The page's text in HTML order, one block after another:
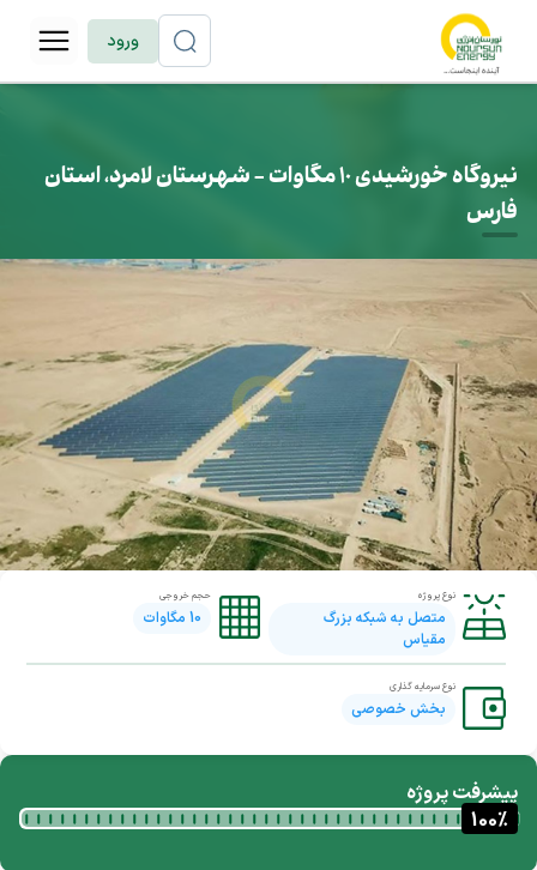
ورود
نیروگاه خورشیدی 10 مگاوات - شهرستان لامرد، استان
فارس
نوع پروژه
متصل به شبکه بزرگ
مقیاس
حجم خروجی
10 مگاوات
نوع سرمایه گذاری
بخش خصوصی
پیشرفت پروژه
100%